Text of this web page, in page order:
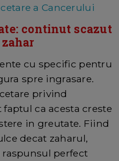
a Cancerului
continut scazut
cu specific pentru
spre ingrasare.
privind
ca acesta creste
in greutate. Fiind
decat zaharul,
perfect